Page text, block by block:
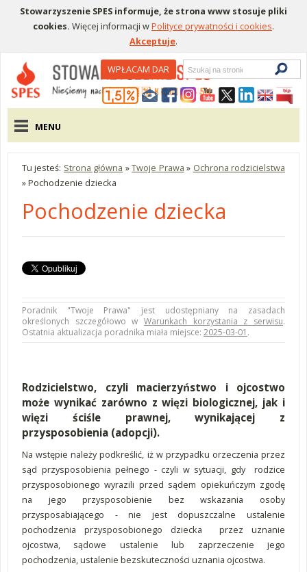
Stowarzyszenie SPES informuje, że strona www stosuje pliki
cookies. Więcej informacji wPolityce prywatności i cookies.
Akceptuje.
Menu pomocniczeWPŁACAM DAR
Wyszukiwarka
Menu główne
MENU
Tu jesteś: Strona główna »Twoje Prawa » Ochrona rodzicielstwa
»Pochodzenie dziecka
Pochodzenie dziecka
Rodzicielstwo, czyli macierzyństwo i ojcostwo
może wynikać zarówno z więzi biologicznej, jak i
więzi ściśle prawnej, wynikającej z
przysposobienia (adopcji).
Na wstępie należy podkreślić, iż w przypadku orzeczenia przez
sąd przysposobienia pełnego - czyli w sytuacji, gdy rodzice
przysposobionego wyrazili przed sądem opiekuńczym zgodę
na jego przysposobienie bez wskazania osoby
przysposabiającego - nie jest dopuszczalne ustalenie
pochodzenia przysposobionego dziecka przez uznanie
ojcostwa, sądowe ustalenie lub zaprzeczenie jego
pochodzenia, ustalenie bezskuteczności uznania ojcostwa.
Poradnik "Twoje Prawa" jest udostępniany na zasadach
określonych szczegółowo w Warunkach korzystania z serwisu.
Ostatnia aktualizacja poradnika miała miejsce: 2025-03-01 .